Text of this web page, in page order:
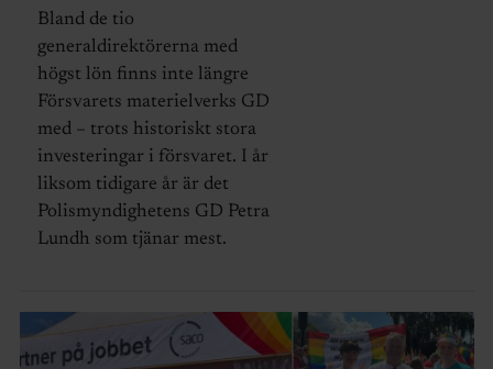
Bland de tio
generaldirektörerna med
högst lön finns inte längre
Försvarets materielverks GD
med – trots historiskt stora
investeringar i försvaret. I år
liksom tidigare år är det
Polismyndighetens GD Petra
Lundh som tjänar mest.